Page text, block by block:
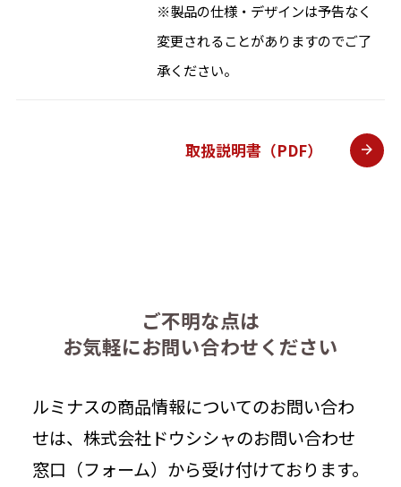
※製品の仕様・デザインは予告なく
変更されることがありますのでご了
承ください。
取扱説明書（PDF）
ご不明な点は
お気軽にお問い合わせください
ルミナスの商品情報についてのお問い合わ
せは、株式会社ドウシシャのお問い合わせ
窓口（フォーム）から受け付けております。